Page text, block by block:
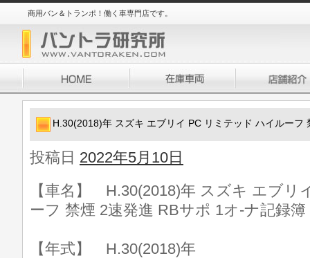
商用バン＆トランポ！働く車専門店です。
H.30(2018)年 スズキ エブリイ PC リミテッド ハイルーフ
投稿日 2022年5月10日
【車名】 H.30(2018)年 スズキ エブリ
ーフ 禁煙 2速発進 RBサポ 1オ-ナ記録簿
【年式】 H.30(2018)年